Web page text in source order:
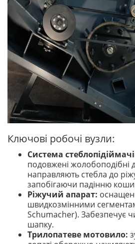
Ключові робочі вузли:
Система
подовжені жолобоподібні
направляють стебла до
запобігаючи падінню
Ріжучий апарат:
швидкозмінними
Schumacher). Забезпечує
шапку.
Трилопатеве мотовило: